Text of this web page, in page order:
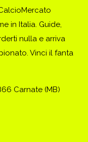
in Italia. Guide,
nulla e arriva
Vinci il fanta
Carnate (MB)